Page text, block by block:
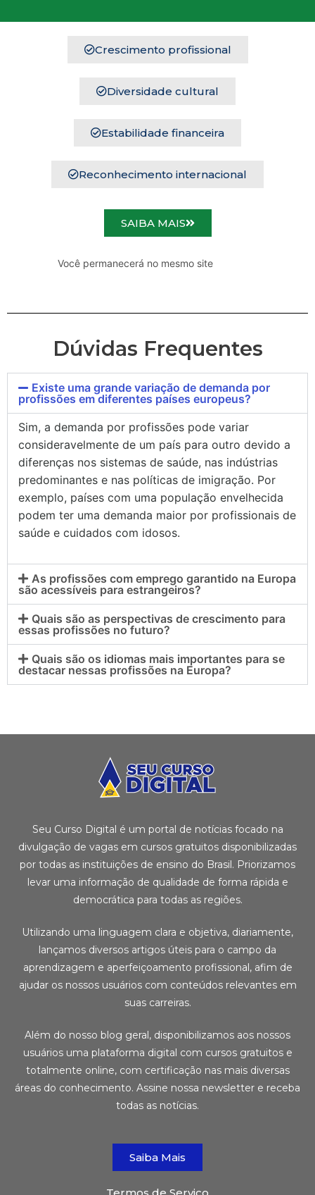
Crescimento profissional
Diversidade cultural
Estabilidade financeira
Reconhecimento internacional
SAIBA MAIS
Você permanecerá no mesmo site
Dúvidas Frequentes
Existe uma grande variação de demanda por
profissões em diferentes países europeus?
Sim, a demanda por profissões pode variar
consideravelmente de um país para outro devido a
diferenças nos sistemas de saúde, nas indústrias
predominantes e nas políticas de imigração. Por
exemplo, países com uma população envelhecida
podem ter uma demanda maior por profissionais de
saúde e cuidados com idosos.
As profissões com emprego garantido na Europa
são acessíveis para estrangeiros?
Quais são as perspectivas de crescimento para
essas profissões no futuro?
Quais são os idiomas mais importantes para se
destacar nessas profissões na Europa?
Seu Curso Digital é um portal de notícias focado na
divulgação de vagas em cursos gratuitos disponibilizadas
por todas as instituições de ensino do Brasil. Priorizamos
levar uma informação de qualidade de forma rápida e
democrática para todas as regiões.
Utilizando uma linguagem clara e objetiva, diariamente,
lançamos diversos artigos úteis para o campo da
aprendizagem e aperfeiçoamento profissional, afim de
ajudar os nossos usuários com conteúdos relevantes em
suas carreiras.
Além do nosso blog geral, disponibilizamos aos nossos
usuários uma plataforma digital com cursos gratuitos e
totalmente online, com certificação nas mais diversas
áreas do conhecimento. Assine nossa newsletter e receba
todas as notícias.
Saiba Mais